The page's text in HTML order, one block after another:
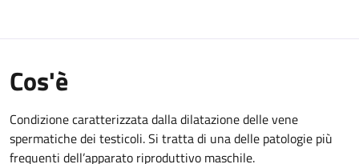
Cos'è
Condizione caratterizzata dalla dilatazione delle vene
spermatiche dei testicoli. Si tratta di una delle patologie più
frequenti dell’apparato riproduttivo maschile.